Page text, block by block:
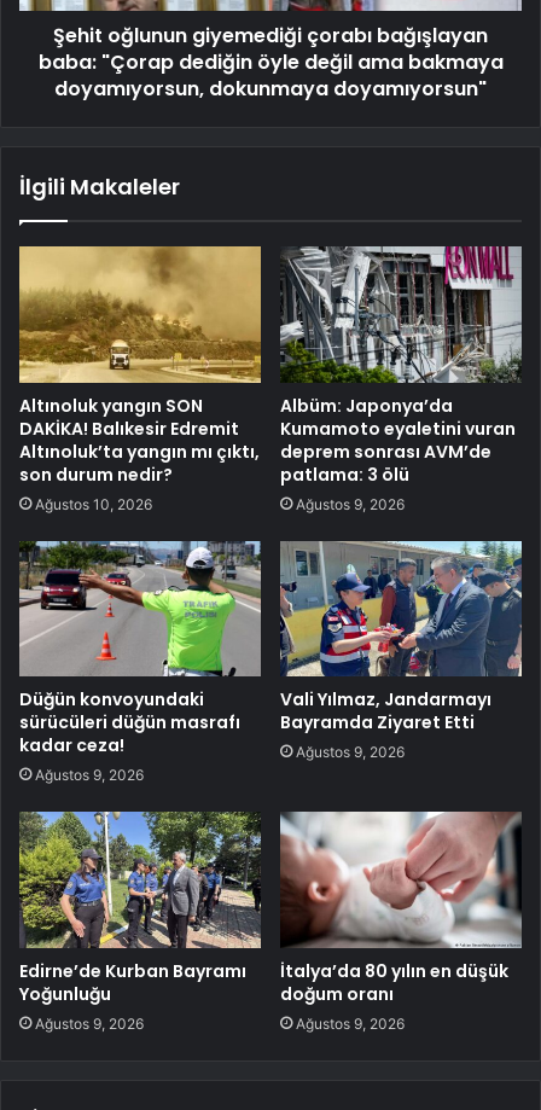
Şehit oğlunun giyemediği çorabı bağışlayan
baba: "Çorap dediğin öyle değil ama bakmaya
doyamıyorsun, dokunmaya doyamıyorsun"
İlgili Makaleler
Altınoluk yangın SON
DAKİKA! Balıkesir Edremit
Altınoluk’ta yangın mı çıktı,
son durum nedir?
Ağustos 10, 2026
Albüm: Japonya’da
Kumamoto eyaletini vuran
deprem sonrası AVM’de
patlama: 3 ölü
Ağustos 9, 2026
Düğün konvoyundaki
sürücüleri düğün masrafı
kadar ceza!
Ağustos 9, 2026
Vali Yılmaz, Jandarmayı
Bayramda Ziyaret Etti
Ağustos 9, 2026
Edirne’de Kurban Bayramı
Yoğunluğu
Ağustos 9, 2026
İtalya’da 80 yılın en düşük
doğum oranı
Ağustos 9, 2026